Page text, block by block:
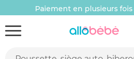
Paiement en plusieurs fois